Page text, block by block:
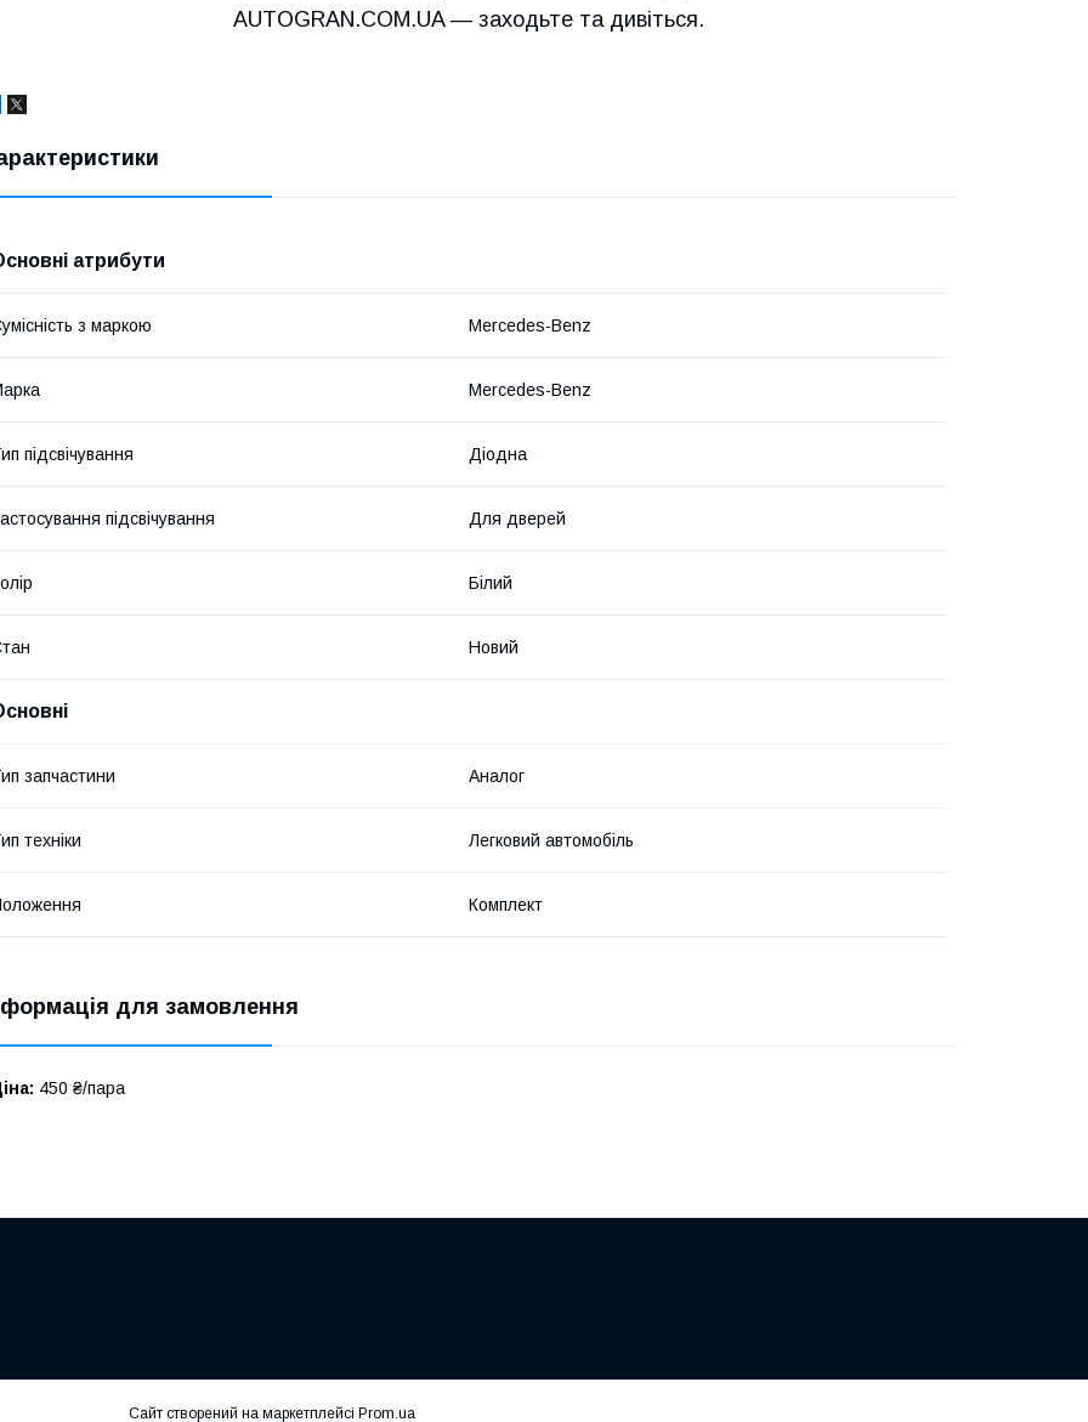
AUTOGRAN.COM.UA — заходьте та дивіться.
атрибути
з маркою Mercedes-Benz
Mercedes-Benz
підсвічування Діодна
підсвічування Для дверей
Білий
Новий
запчастини Аналог
техніки Легковий автомобіль
Комплект
для замовлення
450 ₴/пара
Сайт створений на маркетплейсі Prom.ua